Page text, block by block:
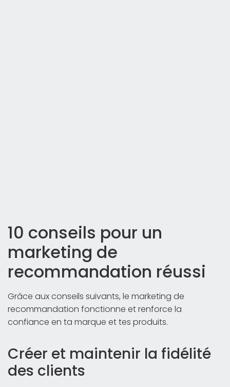
10 conseils pour un
marketing de
recommandation réussi
Grâce aux conseils suivants, le marketing de
recommandation fonctionne et renforce la
confiance en ta marque et tes produits.
Créer et maintenir la fidélité
des clients